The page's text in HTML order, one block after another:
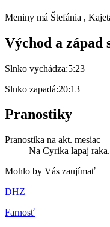
Meniny má Štefánia ,
Východ a západ
Slnko vychádza:5:23
Slnko zapadá:20:13
Pranostiky
Pranostika na akt. mesiac
Na Cyrika lapaj raka.
Mohlo by Vás zaujímať
DHZ
Farnosť